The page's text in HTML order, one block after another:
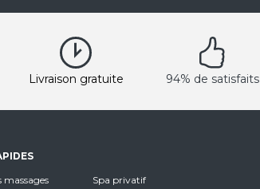
Livraison gratuite 94% de satisfaits
massages
Spa privatif